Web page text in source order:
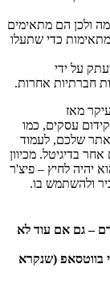
ולכן הם מתאימים
מתאימות כדי שתעלו
על ידי
חברתיות אחרות.
מאז
עסקים, כמו
שלכם, לעמוד
בדיגיטל. מכיוון
יהיה לחיץ – פיצ'ר
ולהשתמש בו.
– גם אם עוד לא
בווטסאפ (שנקרא